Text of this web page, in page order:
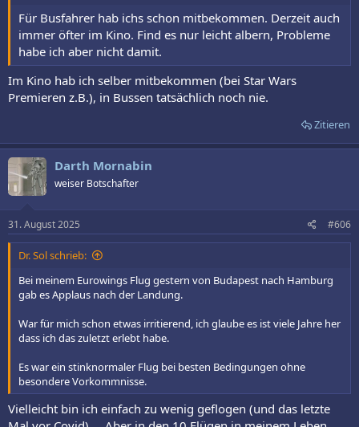
Für Busfahrer hab ichs schon mitbekommen. Derzeit auch
immer öfter im Kino. Find es nur leicht albern, Probleme
habe ich aber nicht damit.
Im Kino hab ich selber mitbekommen (bei Star Wars
Premieren z.B.), in Bussen tatsächlich noch nie.
Zitieren
Darth Mornabin
weiser Botschafter
31. August 2025 #606
Dr. Sol schrieb:
Bei meinem Eurowings Flug gestern von Budapest nach Hamburg
gab es Applaus nach der Landung.
War für mich schon etwas irritierend, ich glaube es ist viele Jahre her
dass ich das zuletzt erlebt habe.
Es war ein stinknormaler Flug bei besten Bedingungen ohne
besondere Vorkommnisse.
Vielleicht bin ich einfach zu wenig geflogen (und das letzte